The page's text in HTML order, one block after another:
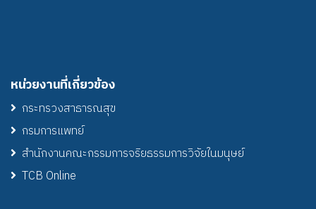
หน่วยงานที่เกี่ยวข้อง
กระทรวงสาธารณสุข
กรมการแพทย์
สำนักงานคณะกรรมการจริยธรรมการวิจัยในมนุษย์
TCB Online